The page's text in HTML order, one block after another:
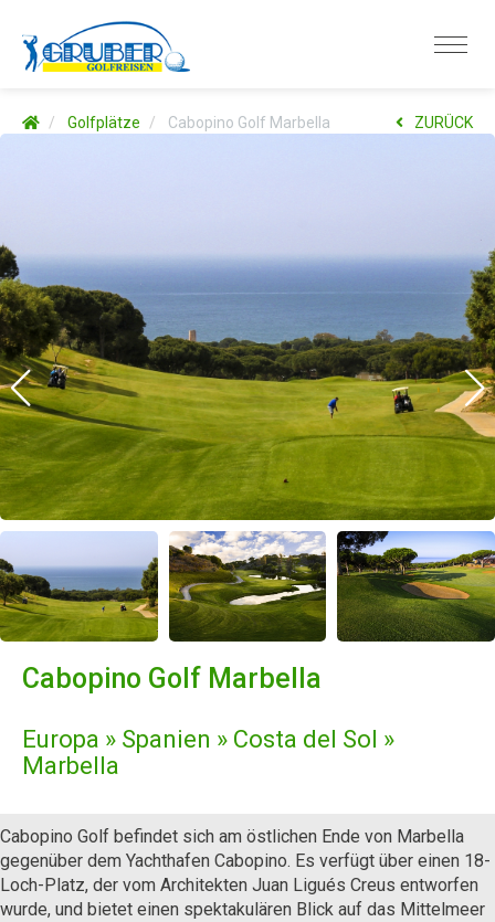
Golfplätze Cabopino Golf Marbella ZURÜCK
Cabopino Golf Marbella
Europa » Spanien » Costa del Sol »
Marbella
Cabopino Golf befindet sich am östlichen Ende von Marbella
gegenüber dem Yachthafen Cabopino. Es verfügt über einen 18-
Loch-Platz, der vom Architekten Juan Ligués Creus entworfen
wurde, und bietet einen spektakulären Blick auf das Mittelmeer